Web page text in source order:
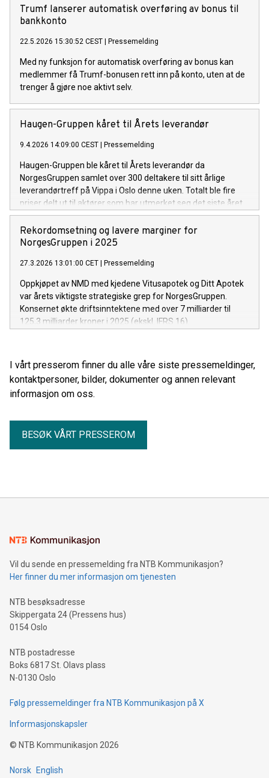
eierandel, som skal brukes til felles fremtidig satsing innen
restaurant, kantine og catering.
Trumf lanserer automatisk overføring av bonus til
bankkonto
22.5.2026 15:30:52 CEST | Pressemelding
Med ny funksjon for automatisk overføring av bonus kan
medlemmer få Trumf-bonusen rett inn på konto, uten at de
trenger å gjøre noe aktivt selv.
Haugen-Gruppen kåret til Årets leverandør
9.4.2026 14:09:00 CEST | Pressemelding
Haugen-Gruppen ble kåret til Årets leverandør da
NorgesGruppen samlet over 300 deltakere til sitt årlige
leverandørtreff på Vippa i Oslo denne uken. Totalt ble fire
priser delt ut til aktører som har utmerket seg det siste året.
Rekordomsetning og lavere marginer for
NorgesGruppen i 2025
27.3.2026 13:01:00 CET | Pressemelding
Oppkjøpet av NMD med kjedene Vitusapotek og Ditt Apotek
var årets viktigste strategiske grep for NorgesGruppen.
Konsernet økte driftsinntektene med over 7 milliarder til
125,3 milliarder kroner i 2025 (ekskl. IFRS 16).
I vårt presserom finner du alle våre siste pressemeldinger,
kontaktpersoner, bilder, dokumenter og annen relevant
informasjon om oss.
BESØK VÅRT PRESSEROM
Vil du sende en pressemelding fra NTB Kommunikasjon?
Her finner du mer informasjon om tjenesten
NTB besøksadresse
Skippergata 24 (Pressens hus)
0154 Oslo
NTB postadresse
Boks 6817 St. Olavs plass
N-0130 Oslo
Følg pressemeldinger fra NTB Kommunikasjon på X
Informasjonskapsler
© NTB Kommunikasjon 2026
Norsk English